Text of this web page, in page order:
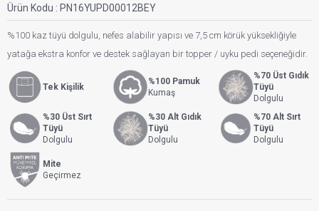
Ürün Kodu : PN16YUPD00012BEY
%100 kaz tüyü dolgulu, nefes alabilir yapısı ve 7,5 cm körük yüksekliğiyle
yatağa ekstra konfor ve destek sağlayan bir topper / uyku pedi seçeneğidir.
Tek Kişilik
%100 Pamuk
Kumaş
%70 Üst Gıdık
Tüyü
Dolgulu
%30 Üst Sırt
Tüyü
Dolgulu
%30 Alt Gıdık
Tüyü
Dolgulu
%70 Alt Sırt
Tüyü
Dolgulu
Mite
Geçirmez